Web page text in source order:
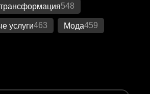
548
услуги463 Мода459